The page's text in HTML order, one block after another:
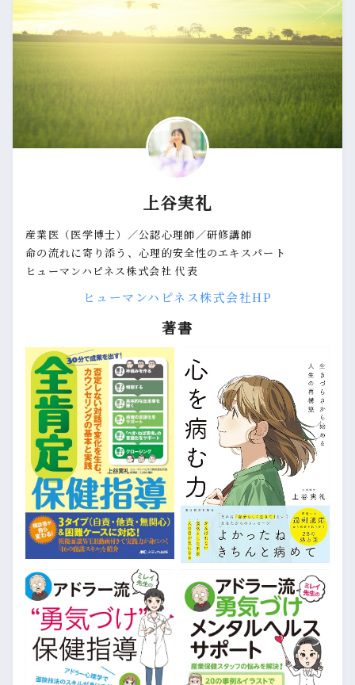
上谷実礼
産業医（医学博士）／公認心理師／研修講師
命の流れに寄り添う、心理的安全性のエキスパート
ヒューマンハピネス株式会社 代表
ヒューマンハピネス株式会社HP
著書